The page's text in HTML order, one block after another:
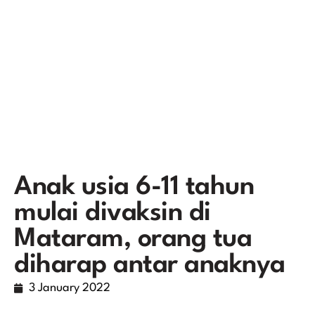
Anak usia 6-11 tahun
mulai divaksin di
Mataram, orang tua
diharap antar anaknya
3 January 2022